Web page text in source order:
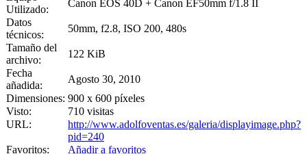
Utilizado:
Canon EOS 40D + Canon EF50mm f/1.8 II
Datos
técnicos:
50mm, f2.8, ISO 200, 480s
Tamaño del
archivo:
122 KiB
Fecha
añadida:
Agosto 30, 2010
Dimensiones: 900 x 600 píxeles
Visto:
710 visitas
URL:
http://www.adolfoventas.es/galeria/displayimage.php?
pid=240
Favoritos:
Añadir a favoritos